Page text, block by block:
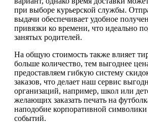
при выборе курьерской службы.
выдачи обеспечивает удобное
привязки ко времени, что идеально
занятых родителей.
На общую стоимость также влияет
больше количество, тем выгоднее
предоставляем гибкую систему
заказов, что делает наш сервис
организаций, например, школ или
желающих заказать печать на
наподобие корпоративной
событий.